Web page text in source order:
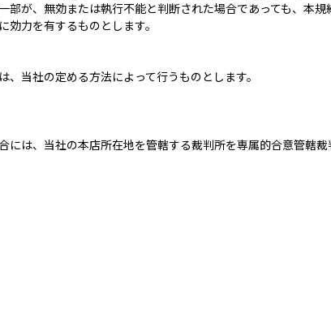
が、無効または執行不能と判断された場合であっても、本
力を有するものとします。
当社の定める方法によって行うものとします。
は、当社の本店所在地を管轄する裁判所を専属的合意管轄裁